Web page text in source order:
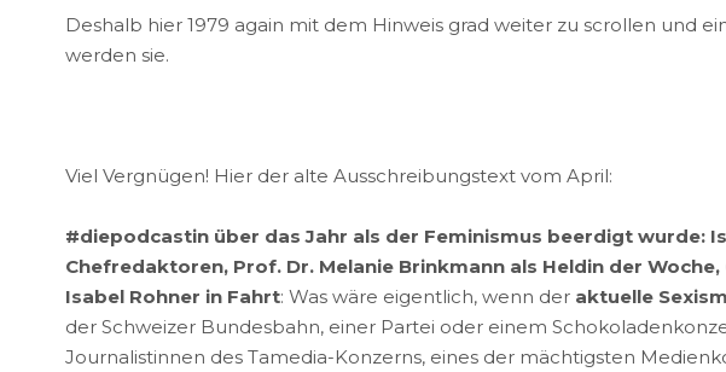
Deshalb hier 1979 again mit dem Hinweis grad weiter zu scrollen und
werden sie.
Viel Vergnügen! Hier der alte Ausschreibungstext vom April:
#diepodcastin über das Jahr als der Feminismus beerdigt wurde:
Chefredaktoren, Prof. Dr. Melanie Brinkmann als Heldin der Woche,
Isabel Rohner in Fahrt: Was wäre eigentlich, wenn der aktuelle
der Schweizer Bundesbahn, einer Partei oder einem
Journalistinnen des Tamedia-Konzerns, eines der mächtigsten